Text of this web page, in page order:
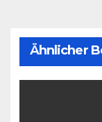
Ähnlicher